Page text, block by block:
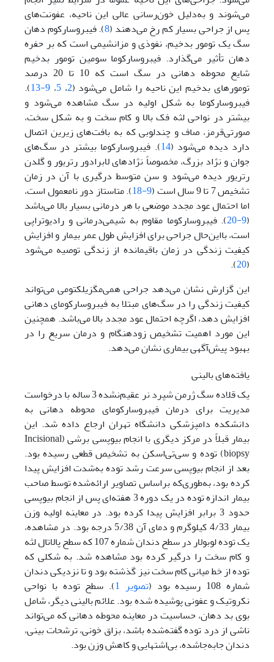
می‌شوند و به‌دلیل خون‌رسانی عالی این ناحیه، عفونت‌های
پس از جراحی بسیار کم رخ می‌دهند (8). فیبروسارکوم دهان
سگ یک تومور بدخیم، نفوذی و مزانشیمی است که بر حفره
دهان تأثیر می‌گذارد. فیبروسارکوما سومین تومور بدخیم
شایع محوطه دهانی در سگ است که 10 تا 20 درصد
تومورهای بدخیم این ناحیه را شامل ‌می‌شود (2،5، 9-13
).
فیبروسارکوما به شکل اولیه در سگ مشاهده ‌می‌شود و
بیشتر در نواحی لثه فک بالا و کام سخت و به شکل سخت،
صورتی‌قرمز، صاف و چند‌لوبی که به بافت‌های زیرین اتصال
دارد دیده ‌می‌شود (14). فیبروسارکوما بیشتر در سگ‌های
جوان و نژاد بزرگ، مخصوصاً نژاد‌های لابرادور رتریور و گلدن
رتریور دیده می‌شود و سن متوسط درگیری با آن در زمان
تشخیص 7 تا 9 سال است (
9-18
). متاستاز دور نامعمول است،
اما احتمال عود مجدد موضعی با هر درمانی بسیار بالا می‌باشد
(
9-20
). فیبروسارکوما مقاوم به شیمی‌درمانی و رادیوتراپی
است، با‌این‌حال جراحی برای افزایش طول عمر بیمار و افزایش
کیفیت زندگی در زمان باقیمانده از زندگی توصیه ‌می‌شود
(
20
).
این گزارش نشان می‌دهد جراحی همی‌مگزیلکتومی‌ می‌تواند
کیفیت زندگی را در سگ‌های مبتلا به فیبروسارکومای دهانی
افزایش دهد، اگرچه احتمال عود مجدد بالا می‌باشد. همچنین
این مورد اهمیت تشخیص زودهنگام و درمان سریع را در
بهبود پیش‌آگهی بیماری نشان می‌دهد.
یافته‌های بالینی
یک قلاده سگ ژرمن شپرد نر عقیم‌نشده 3 ساله با درخواست
مدیریت برای درمان فیبروسارکومای محوطه دهانی به
دانشکده دامپزشکی دانشگاه تهران ارجاع داده شد. این
بیمار قبلاً در مرکز دیگری با انجام بیوپسی برشی (Incisional
biopsy) توده و سی‌تی‌اسکن به تشخیص قطعی رسیده بود.
بعد از انجام بیوپسی سرعت رشد توده به‌شدت افزایش پیدا
کرده بود، به‌طوری‌که بر‌اساس تصاویر ارائه‌شده توسط صاحب
بیمار اندازه توده در یک دوره 3 هفته‌ای پس از انجام بیوپسی
حدود 3 برابر افزایش پیدا کرده بود. در معاینه اولیه وزن
بیمار 4/33 کیلوگرم و دمای آن 5/38 درجه بود. در مشاهده،
یک توده لوبولار در سطح دندان شماره 107 که سطح پالاتال لثه
و کام سخت را درگیر کرده بود مشاهده شد. به شکلی که
توده از خط میانی کام سخت نیز گذشته بود و تا نزدیکی دندان
شماره 108 رسیده بود (
تصویر 1
). سطح توده با نواحی
نکروتیک و عفونی پوشیده شده بود. علائم بالینی دیگر، شامل
بوی بد دهان، حساسیت در معاینه محوطه دهانی که می‌تواند
ناشی از درد توده گفته‌شده باشد، بزاق خونی، ترشحات بینی،
دندان جابه‌جا‌شده، بی‌اشتهایی و کاهش وزن بود.